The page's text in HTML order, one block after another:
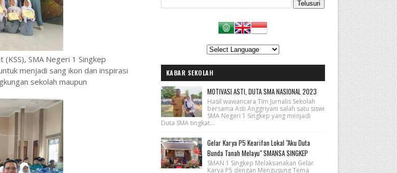
SMA Negeri 1 Singkep
menjadi sang ikon dan inspirasi
sekolah maupun
KABAR SEKOLAH
MOTIVASI ASTI, DUTA SMA NASIONAL 2023
Hasil wawancara Tim Jurnalis Sekolah
bersama Asti Anggriyani salah satu siswi
SMA Negeri 1 Singkep yang menjadi
Duta SMA tingkat...
Gelar Karya P5 Kearifan Lokal "Aku Duta
Bunda Tanah Melayu" SMANSA SINGKEP
SMAN 1 Singkep Melaksanakan Gelar
Karya P5 dengan Mengusung Tema